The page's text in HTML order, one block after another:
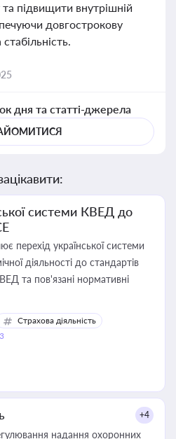
підвищити внутрішній
довгострокову
дня та статті-джерела
системи КВЕД до
перехід української системи
діяльності до стандартів
та пов'язані нормативні
Страхова діяльність
+4
надання охоронних